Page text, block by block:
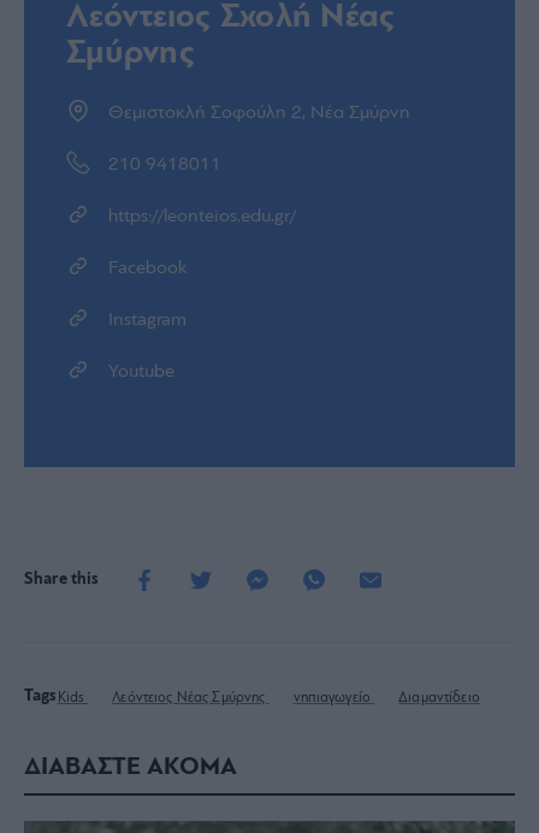
Λεόντειος Σχολή Νέας
Σμύρνης
Θεμιστοκλή Σοφούλη 2, Νέα Σμύρνη
210 9418011
https://leonteios.edu.gr/
Facebook
Instagram
Youtube
Share this
Tags Kids Λεόντειος Νέας Σμύρνης νηπιαγωγείο Διαμαντίδειο
ΔΙΑΒΑΣΤΕ ΑΚΟΜΑ